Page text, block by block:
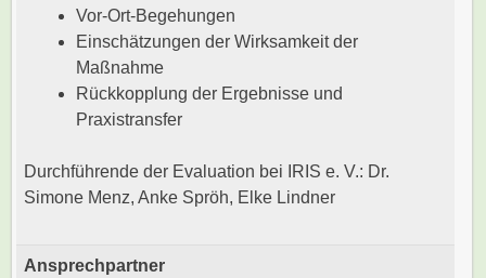
Vor-Ort-Begehungen
Einschätzungen der Wirksamkeit der
Maßnahme
Rückkopplung der Ergebnisse und
Praxistransfer
Durchführende der Evaluation bei IRIS e. V.: Dr.
Simone Menz, Anke Spröh, Elke Lindner
Ansprechpartner